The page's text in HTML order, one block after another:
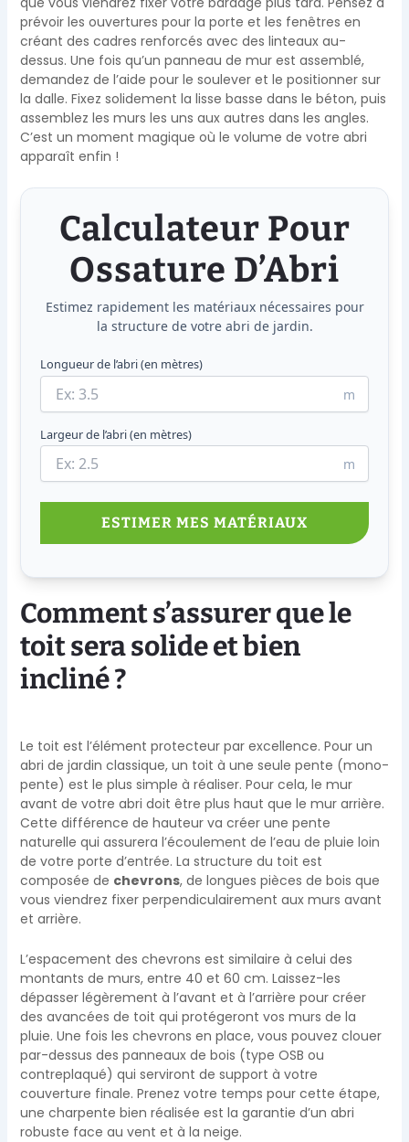
prévoir les ouvertures pour la porte et les fenêtres en
créant des cadres renforcés avec des linteaux au-
dessus. Une fois qu’un panneau de mur est assemblé,
demandez de l’aide pour le soulever et le positionner sur
la dalle. Fixez solidement la lisse basse dans le béton, puis
assemblez les murs les uns aux autres dans les angles.
C’est un moment magique où le volume de votre abri
apparaît enfin !
Calculateur Pour
Ossature D’Abri
Estimez rapidement les matériaux nécessaires pour
la structure de votre abri de jardin.
Longueur de l’abri (en mètres)
m
Largeur de l’abri (en mètres)
m
ESTIMER MES MATÉRIAUX
Comment s’assurer que le
toit sera solide et bien
incliné ?
Le toit est l’élément protecteur par excellence. Pour un
abri de jardin classique, un toit à une seule pente (mono-
pente) est le plus simple à réaliser. Pour cela, le mur
avant de votre abri doit être plus haut que le mur arrière.
Cette différence de hauteur va créer une pente
naturelle qui assurera l’écoulement de l’eau de pluie loin
de votre porte d’entrée. La structure du toit est
composée de chevrons, de longues pièces de bois que
vous viendrez fixer perpendiculairement aux murs avant
et arrière.
L’espacement des chevrons est similaire à celui des
montants de murs, entre 40 et 60 cm. Laissez-les
dépasser légèrement à l’avant et à l’arrière pour créer
des avancées de toit qui protégeront vos murs de la
pluie. Une fois les chevrons en place, vous pouvez clouer
par-dessus des panneaux de bois (type OSB ou
contreplaqué) qui serviront de support à votre
couverture finale. Prenez votre temps pour cette étape,
une charpente bien réalisée est la garantie d’un abri
robuste face au vent et à la neige.